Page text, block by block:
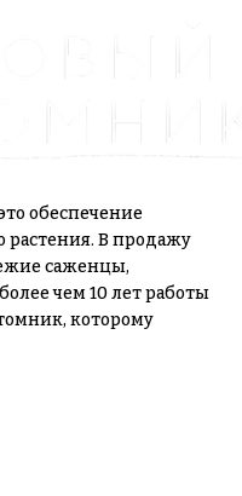
обеспечение
растения. В продажу
саженцы,
чем 10 лет работы
которому